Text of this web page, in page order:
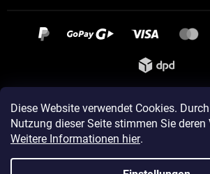
Diese Website verwendet Cookies.
Nutzung dieser Seite stimmen Sie deren
Weitere Informationen hier.
Instagram
Erstellt von Shoptet